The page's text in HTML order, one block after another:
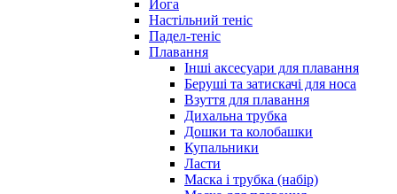
Йога
Настільний теніс
Падел-теніс
Плавання
Інші аксесуари для плавання
Беруші та затискачі для носа
Взуття для плавання
Дихальна трубка
Дошки та колобашки
Купальники
Ласти
Маска і трубка (набір)